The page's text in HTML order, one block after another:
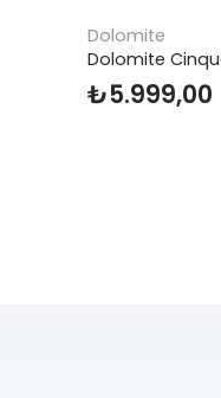
Dolomite
Dolomite
₺5.999,00